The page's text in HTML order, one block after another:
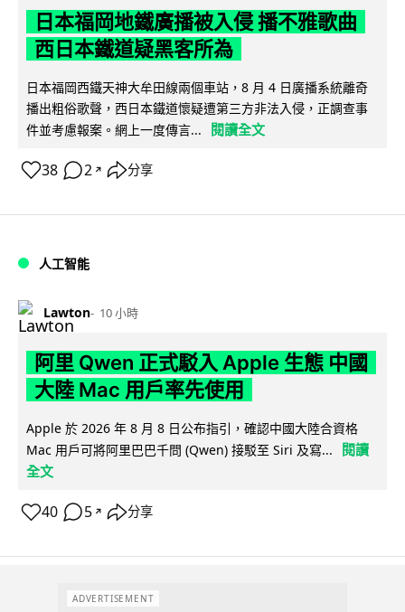
日本福岡地鐵廣播被入侵 播不雅歌曲
西日本鐵道疑黑客所為
日本福岡西鐵天神大牟田線兩個車站，8 月 4 日廣播系統離奇
播出粗俗歌聲，西日本鐵道懷疑遭第三方非法入侵，正調查事
件並考慮報案。網上一度傳言...
閱讀全文
38 2 ↗ 分享
人工智能
Lawton 10 小時
阿里 Qwen 正式駁入 Apple 生態 中國
大陸 Mac 用戶率先使用
Apple 於 2026 年 8 月 8 日公布指引，確認中國大陸合資格
Mac 用戶可將阿里巴巴千問 (Qwen) 接駁至 Siri 及寫...
閱讀
全文
40 5 ↗ 分享
ADVERTISEMENT